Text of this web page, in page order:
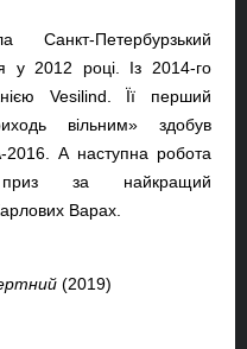
Санкт-Петербурзький
у 2012 році. Із 2014-го
Vesilind . Її перший
вільним» здобув
-2016. А наступна робота
приз за найкращий
Варах.
(2019)